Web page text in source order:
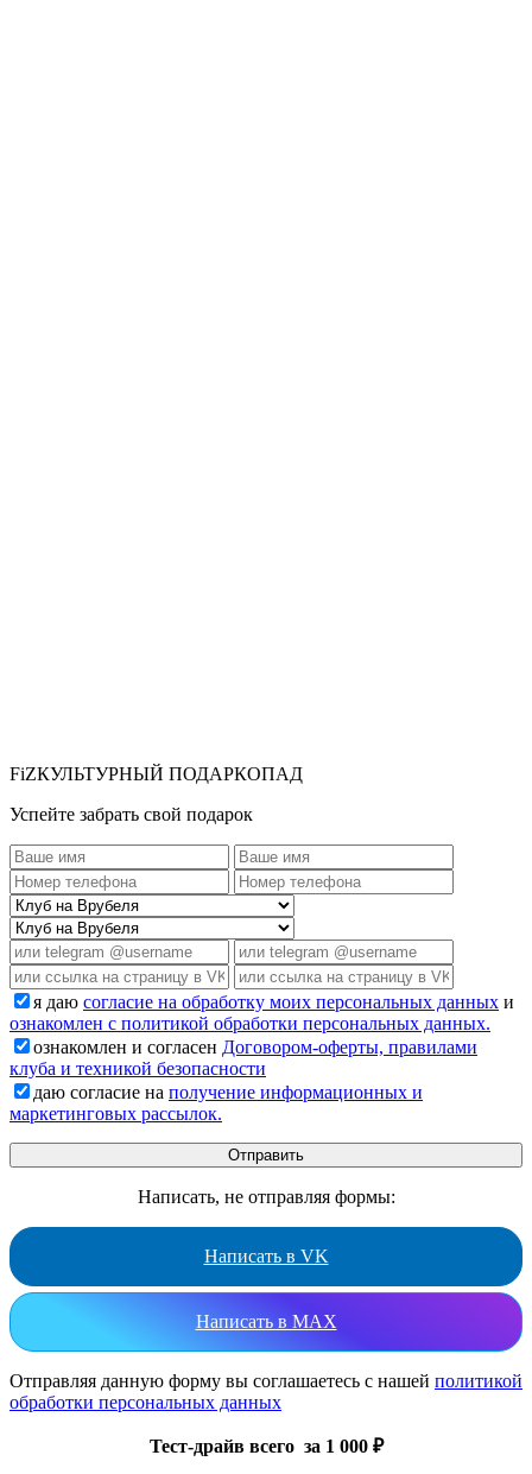
FiZКУЛЬТУРНЫЙ ПОДАРКОПАД
Успейте забрать свой подарок
я даю согласие на обработку моих персональных данных и
ознакомлен с политикой обработки персональных данных.
ознакомлен и согласен Договором-оферты, правилами
клуба и техникой безопасности
даю согласие на получение информационных и
маркетинговых рассылок.
Написать, не отправляя формы:
Написать в VK
Написать в MAX
Отправляя данную форму вы соглашаетесь с нашей политикой
обработки персональных данных
Тест-драйв всего за 1 000 ₽